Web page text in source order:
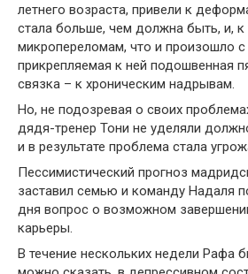
летнего возраста, привели к
стала больше, чем должна быть, и,
микропереломам, что и произошло
прикрепляемая к ней подошвенная
связка – к хроническим надрывам.
Но, не подозревая о своих
дядя-тренер Тони не уделяли
и в результате проблема стала
Пессимистический прогноз
заставил семью и команду Надаля
дня вопрос о возможном
карьеры.
В течение нескольких недели Рафа